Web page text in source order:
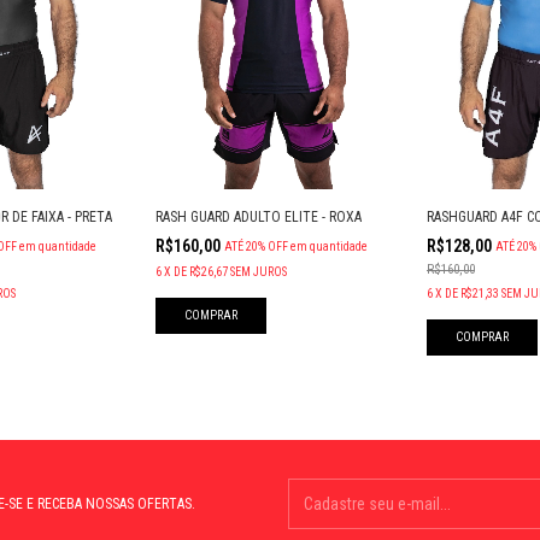
DE FAIXA - PRETA
em quantidade
RASH GUARD ADULTO ELITE - ROXA
R$160,00 ATÉ 20% OFFem quantidade
6X DE R$26,67SEM JUROS
COMPRAR
RASHGUARD A4F
R$128,00 ATÉ 20%
R$160,00
6X DE R$21,33 SEM
COMPRAR
SE E RECEBA NOSSAS OFERTAS.